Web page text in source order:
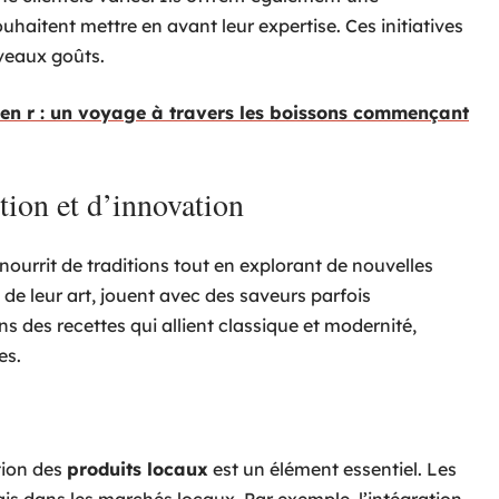
mettre en avant leur expertise. Ces initiatives
goûts.
r : un voyage à travers les boissons commençant
et d’innovation
de traditions tout en explorant de nouvelles
leur art, jouent avec des saveurs parfois
des recettes qui allient classique et modernité,
des produits locaux est un élément essentiel. Les